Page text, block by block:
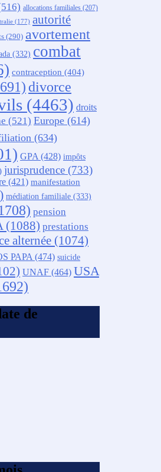
allocations familiales (207)
(177) autorité
(290) avortement
(332) combat
contraception (404)
divorce
(4463) droits
(521) Europe (614)
(634)
GPA (428) impôts
jurisprudence (733)
(421) manifestation
médiation familiale (333)
pension
(1088) prestations
alternée (1074)
PAPA (474) suicide
UNAF (464) USA
de